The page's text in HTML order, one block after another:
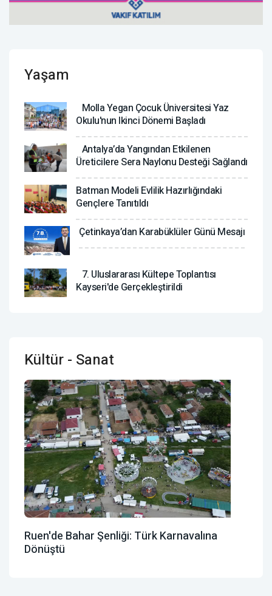
Yaşam
Molla Yegan Çocuk Üniversitesi Yaz
Okulu'nun Ikinci Dönemi Başladı
Antalya’da Yangından Etkilenen
Üreticilere Sera Naylonu Desteği Sağlandı
Batman Modeli Evlilik Hazırlığındaki
Gençlere Tanıtıldı
Çetinkaya’dan Karabüklüler Günü Mesajı
7. Uluslararası Kültepe Toplantısı
Kayseri'de Gerçekleştirildi
Kültür - Sanat
Ruen'de Bahar Şenliği: Türk Karnavalına
Dönüştü